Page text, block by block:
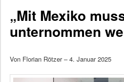
„Mit Mexiko
unternommen
Von Florian Rötzer – 4. Januar 2025